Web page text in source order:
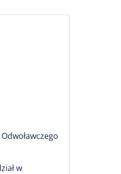
w